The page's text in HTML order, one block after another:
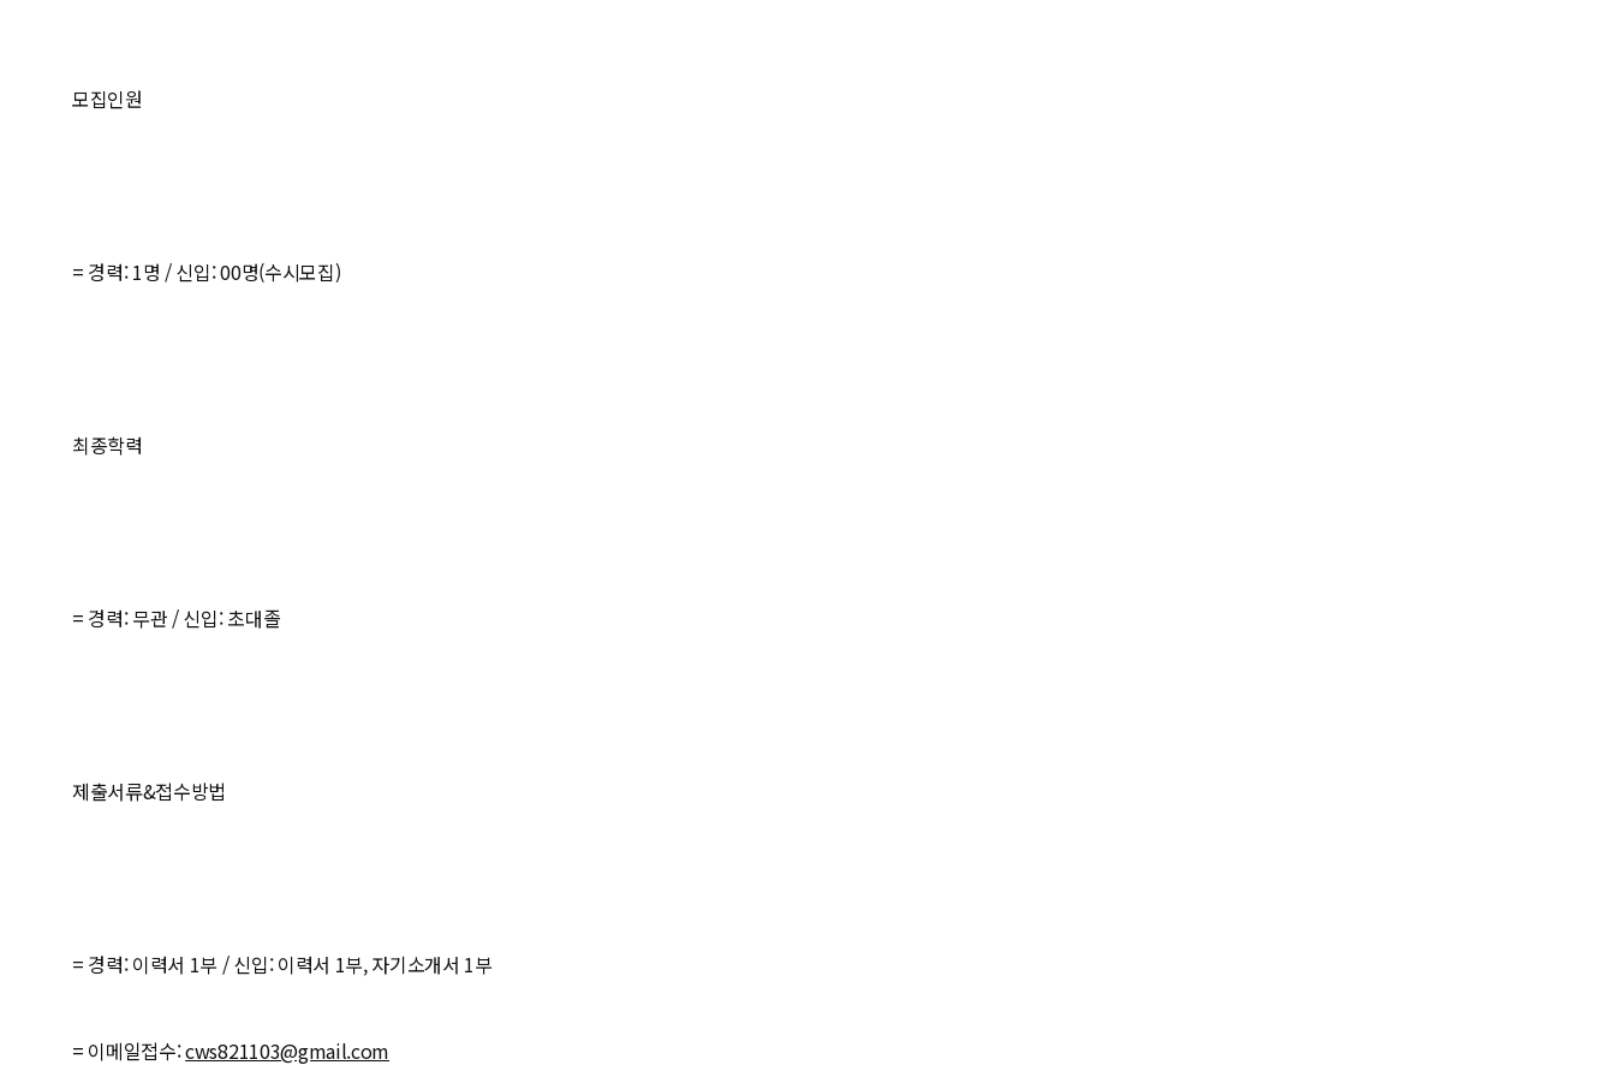
모집인원
= 경력: 1명 / 신입: 00명(수시모집)
최종학력
= 경력: 무관 / 신입: 초대졸
제출서류&접수방법
= 경력: 이력서 1부 / 신입: 이력서 1부, 자기소개서 1부
= 이메일접수:cws821103@gmail.com